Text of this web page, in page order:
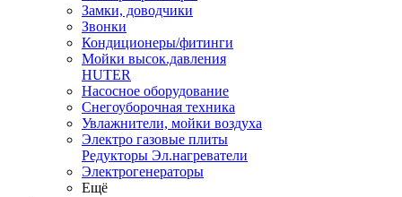
Замки, доводчики
Звонки
Кондиционеры/фитинги
Мойки высок.давления
HUTER
Насосное оборудование
Снегоуборочная техника
Увлажнители, мойки воздуха
Электро газовые плиты
Редукторы Эл.нагреватели
Электрогенераторы
Ещё